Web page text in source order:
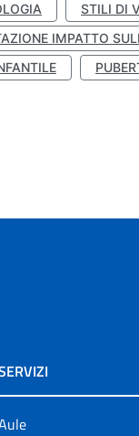
STILI DI
IMPATTO